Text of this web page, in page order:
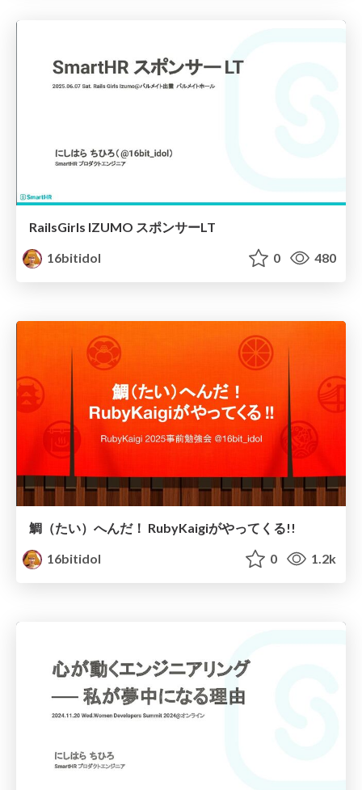
RailsGirls IZUMO スポンサーLT
16bitidol
0 480
鯛（たい）へんだ！ RubyKaigiがやってくる!!
16bitidol
0 1.2k